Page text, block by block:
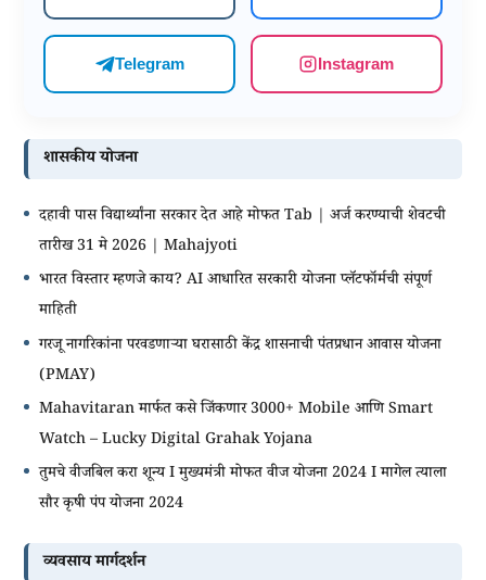
Telegram Instagram
शासकीय योजना
दहावी पास विद्यार्थ्यांना सरकार देत आहे मोफत Tab | अर्ज करण्याची शेवटची
तारीख 31 मे 2026 | Mahajyoti
भारत विस्तार म्हणजे काय? AI आधारित सरकारी योजना प्लॅटफॉर्मची संपूर्ण
माहिती
गरजू नागरिकांना परवडणाऱ्या घरासाठी केंद्र शासनाची पंतप्रधान आवास योजना
(PMAY)
Mahavitaran मार्फत कसे जिंकणार 3000+ Mobile आणि Smart
Watch – Lucky Digital Grahak Yojana
तुमचे वीजबिल करा शून्य I मुख्यमंत्री मोफत वीज योजना 2024 I मागेल त्याला
सौर कृषी पंप योजना 2024
व्यवसाय मार्गदर्शन